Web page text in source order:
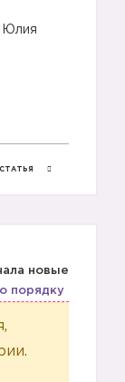
Юлия
новые
порядку